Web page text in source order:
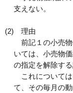
支えない。
(2) 理由
前記１の小売物
いては、小売物
の指定を解除する
これについては
て、その毎月の